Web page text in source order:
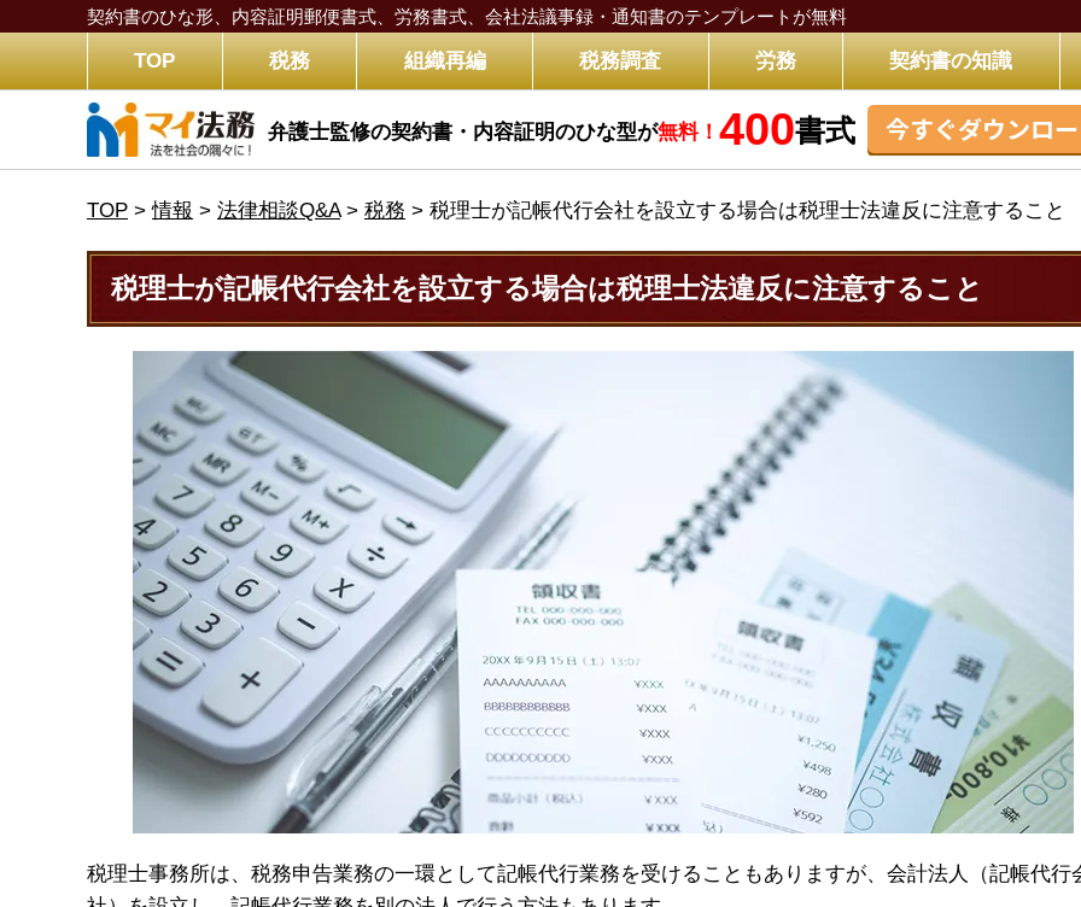
契約書のひな形、内容証明郵便書式、労務書式、 会社法議事録・通知書のテンプレートが無料
TOP 税務 組織再編 税務調査 労務 契約書の知識
弁護士監修の契約書・内容証明のひな型が無料！ 400書式 今すぐダウンロ
TOP >情報 > 法律相談Q&A> 税務 > 税理士が記帳代行会社を設立する場合は税理士法違反に注意すること
税理士が記帳代行会社を設立する場合は税理士法違反に注意すること
税理士事務所は、税務申告業務の一環として記帳代行業務を受けることもありますが、会計法人（記帳代行